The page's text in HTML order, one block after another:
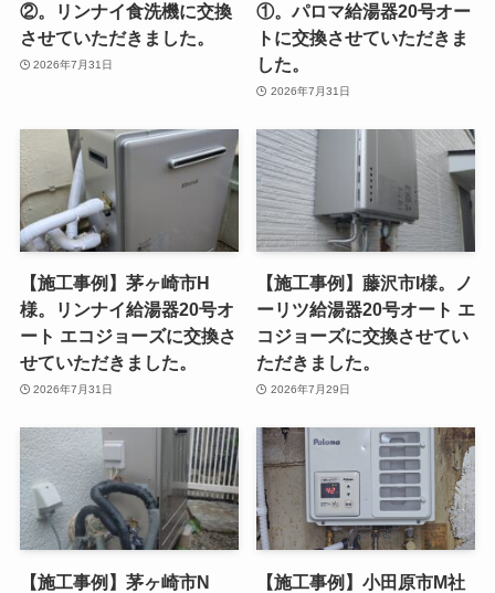
②。リンナイ食洗機に交換
させていただきました。
2026年7月31日
①。パロマ給湯器20号オー
トに交換させていただきま
した。
2026年7月31日
【施工事例】茅ヶ崎市H
様。リンナイ給湯器20号オ
ート エコジョーズに交換さ
せていただきました。
2026年7月31日
【施工事例】藤沢市I様。ノ
ーリツ給湯器20号オート エ
コジョーズに交換させてい
ただきました。
2026年7月29日
【施工事例】茅ヶ崎市N
【施工事例】小田原市M社